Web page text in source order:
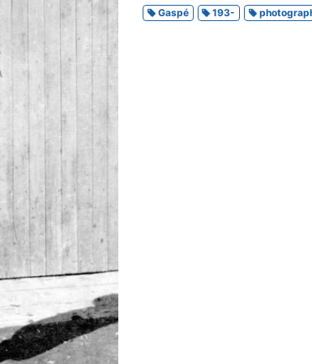
Gaspé 193-